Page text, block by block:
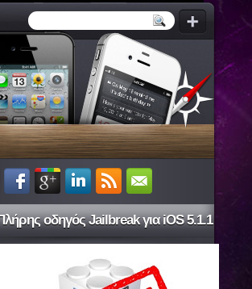
οδηγός Jailbreak για iOS 5.1.1